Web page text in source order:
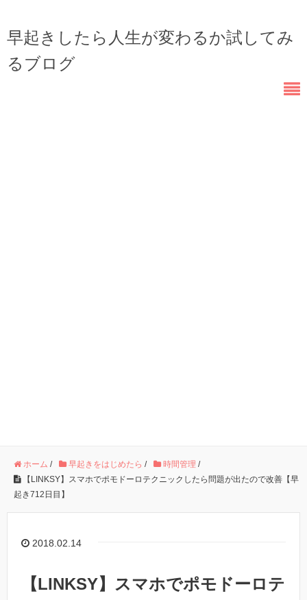
早起きしたら人生が変わるか試してみ
るブログ
ホーム / 早起きをはじめたら / 時間管理 /
【LINKSY】スマホでポモドーロテクニックしたら問題が出たので改善【早
起き712日目】
2018.02.14
【LINKSY】スマホでポモドーロテ